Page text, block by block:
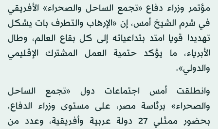
مؤتمر وزراء دفاع «تجمع الساحل والصحراء» الأفريقي
في شرم الشيخ أمس، إن «الإرهاب والتطرف بات يشكل
تهديدا قويا امتد بتداعياته إلى كل بقاع العالم، وطال
الأبرياء، ما يؤكد حتمية العمل المشترك الإقليمي
والدولي».
وانطلقت أمس اجتماعات دول «تجمع الساحل
والصحراء» برئاسة مصر، على مستوى وزراء الدفاع،
بحضور ممثلي 27 دولة عربية وأفريقية، وعدد من